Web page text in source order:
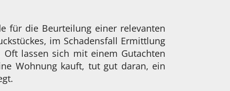
für die Beurteilung einer relevanten
im Schadensfall Ermittlung
Oft lassen sich mit einem Gutachten
Wohnung kauft, tut gut daran, ein